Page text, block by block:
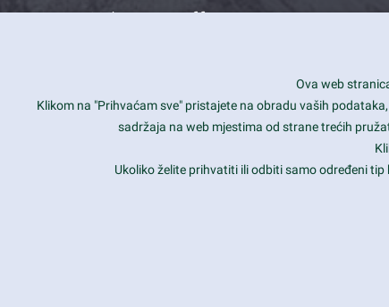
What we offer
Is your website user friendly?
Ark offers weekly stunning designs.
Why our customers love Ark?
Ova web
Klikom na "Prihvaćam sve" pristajete na obradu vaših
sadržaja na web mjestima od strane trećih
Ukoliko želite prihvatiti ili odbiti samo određeni